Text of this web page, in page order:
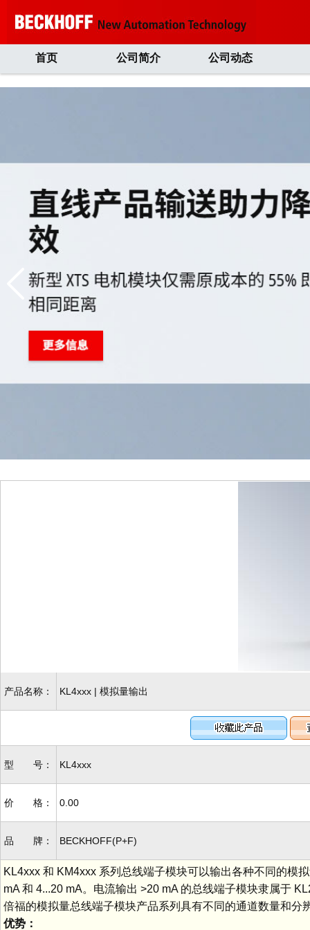
首页 公司简介 公司动态
产品名称： KL4xxx | 模拟量输出
型 号： KL4xxx
价 格： 0.00
品 牌： BECKHOFF(P+F)
KL4xxx 和 KM4xxx 系列总线端子模块可以输出各种不同的模
mA 和 4...20 mA。电流输出 >20 mA 的总线端子模块隶属于
倍福的模拟量总线端子模块产品系列具有不同的通道数量和分
优势：